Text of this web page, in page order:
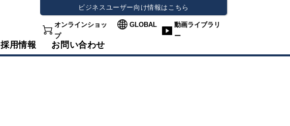
ビジネスユーザー向け情報はこちら
オンラインショッ
プ
GLOBAL
動画ライブラリ
ー
採用情報 お問い合わせ